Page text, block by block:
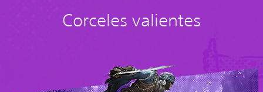
Corceles valientes